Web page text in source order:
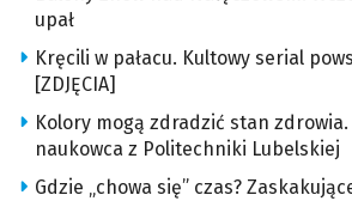
upał
Kręcili w pałacu. Kultowy serial
[ZDJĘCIA]
Kolory mogą zdradzić stan
naukowca z Politechniki Lubelskiej
Gdzie „chowa się” czas?